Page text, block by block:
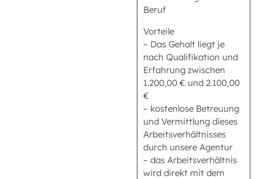
Beruf
Vorteile
– Das Gehalt liegt je
nach Qualifikation und
Erfahrung zwischen
1.200,00 € und 2.100,00
€
– kostenlose Betreuung
und Vermittlung dieses
Arbeitsverhältnisses
durch unsere Agentur
– das Arbeitsverhältnis
wird direkt mit dem